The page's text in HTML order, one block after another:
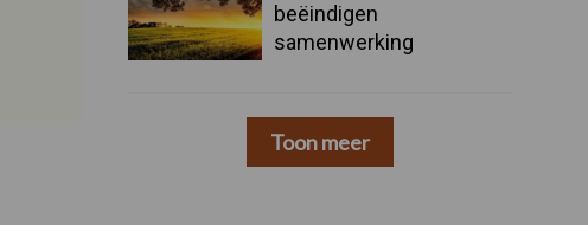
beëindigen
samenwerking
Toon meer